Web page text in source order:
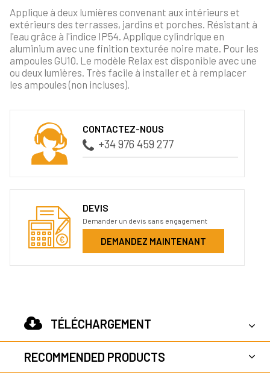
Applique à deux lumières convenant aux intérieurs et
extérieurs des terrasses, jardins et porches. Résistant à
l'eau grâce à l'indice IP54. Applique cylindrique en
aluminium avec une finition texturée noire mate. Pour les
ampoules GU10. Le modèle Relax est disponible avec une
ou deux lumières. Très facile à installer et à remplacer
les ampoules (non incluses).
CONTACTEZ-NOUS
+34 976 459 277
DEVIS
Demander un devis sans engagement
DEMANDEZ MAINTENANT
TÉLÉCHARGEMENT
RECOMMENDED PRODUCTS